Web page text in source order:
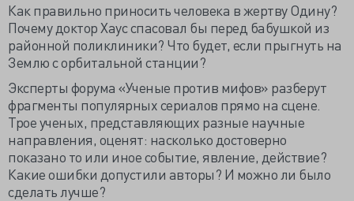
Как правильно приносить человека в жертву Одину?
Почему доктор Хаус спасовал бы перед бабушкой из
районной поликлиники? Что будет, если прыгнуть на
Землю с орбитальной станции?
Эксперты форума «Ученые против мифов» разберут
фрагменты популярных сериалов прямо на сцене.
Трое ученых, представляющих разные научные
направления, оценят: насколько достоверно
показано то или иное событие, явление, действие?
Какие ошибки допустили авторы? И можно ли было
сделать лучше?